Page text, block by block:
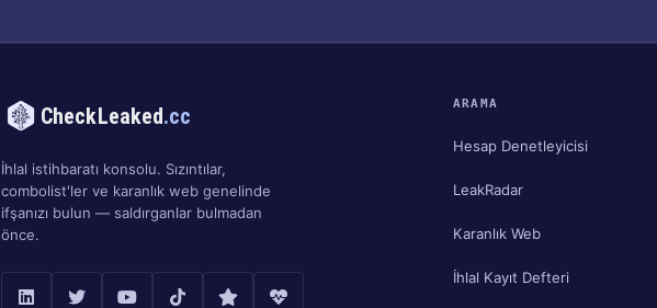
CheckLeaked.cc
İhlal istihbaratı konsolu. Sızıntılar,
combolist'ler ve karanlık web genelinde
ifşanızı bulun — saldırganlar bulmadan
önce.
ARAMA
Hesap Denetleyicisi
LeakRadar
Karanlık Web
İhlal Kayıt Defteri